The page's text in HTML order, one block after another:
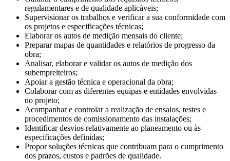
regulamentares e de qualidade aplicáveis;
Supervisionar os trabalhos e verificar a sua conformidade com
os projetos e especificações técnicas;
Elaborar os autos de medição mensais do cliente;
Preparar mapas de quantidades e relatórios de progresso da
obra;
Analisar, elaborar e validar os autos de medição dos
subempreiteiros;
Apoiar a gestão técnica e operacional da obra;
Colaborar com as diferentes equipas e entidades envolvidas
no projeto;
Acompanhar e controlar a realização de ensaios, testes e
procedimentos de comissionamento das instalações;
Identificar desvios relativamente ao planeamento ou às
especificações definidas;
Propor soluções técnicas que contribuam para o cumprimento
dos prazos, custos e padrões de qualidade.